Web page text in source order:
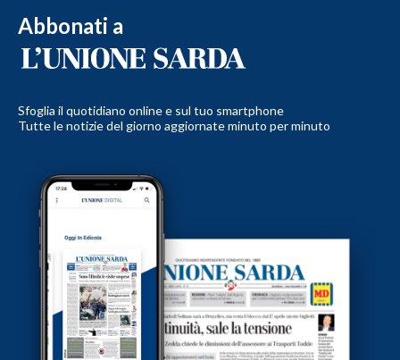
Abbonati a
Sfoglia il quotidiano online e sul tuo smartphone
Tutte le notizie del giorno aggiornate minuto per minuto